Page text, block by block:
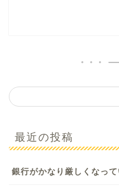
最近の投稿
銀行がかなり厳しくなっ